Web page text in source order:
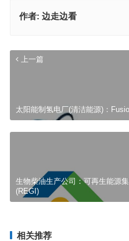
作者: 边走边看
上一篇
太阳能制氢电厂(清洁能源)：
生物柴油生产公司：可再生能源
(REGI)
相关推荐